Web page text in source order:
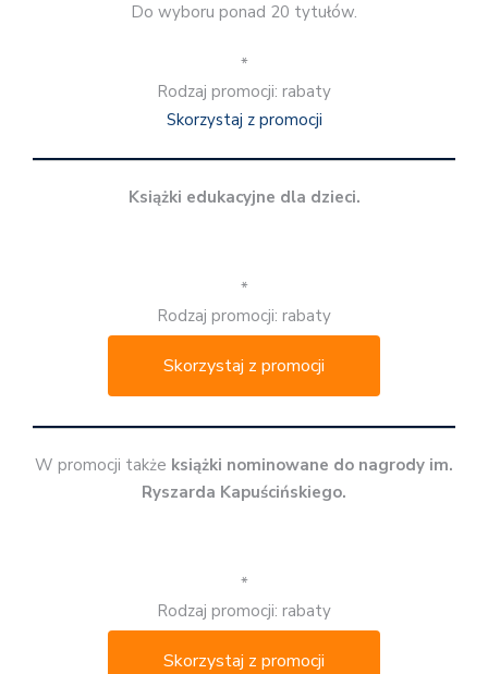
Do wyboru ponad 20 tytułów.
*
Rodzaj promocji: rabaty
Skorzystaj z promocji
Książki edukacyjne dla dzieci.
*
Rodzaj promocji: rabaty
Skorzystaj z promocji
W promocji także książki nominowane do nagrody im.
Ryszarda Kapuścińskiego.
*
Rodzaj promocji: rabaty
Skorzystaj z promocji